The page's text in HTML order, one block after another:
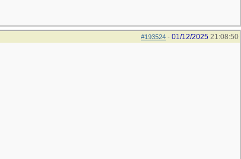
#193524 - 01/12/2025 21:08:50